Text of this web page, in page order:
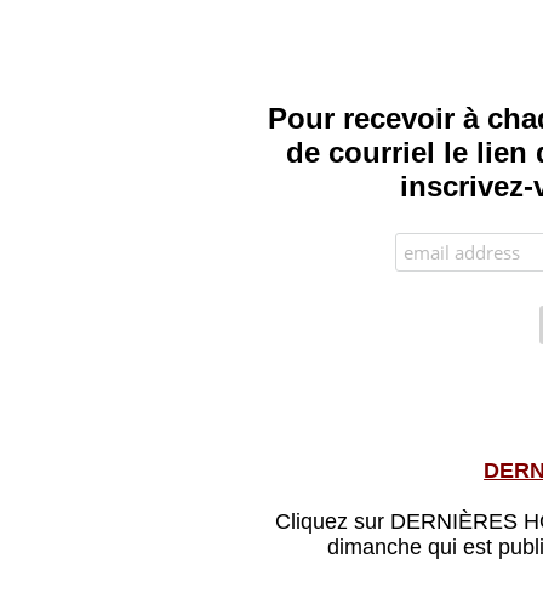
Pour recevoir à
de courriel le lien
Cliquez sur DERNIÈRES
dimanche qui est